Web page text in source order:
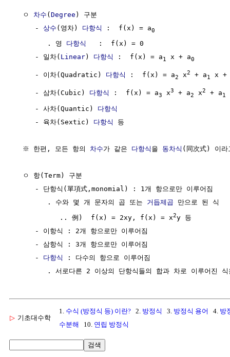
  ㅇ
차수 ( Degree ) 구분
     -
상수 (영차) 다항식 :  f(x) = a0
        . 영
다항식
   :  f(x) = 0
     - 일차(
Linear) 다항식 :  f(x) = a1 x + a0
     - 이차(Quadratic)
다항식 :  f(x) = a2 x2 + a1 x +
     - 삼차(Cubic)
다항식 :  f(x) = a3 x3 + a2 x2 + a1
     - 사차(Quantic)
다항식
     - 육차(Sextic)
다항식 등
  ※ 한편, 모든 항의
차수가 같은 다항식 을 동차식 (同次式) 이라
  ㅇ 항(Term) 구분
     - 단항식(單項式,monomial) : 1개 항으로만 이루어짐
        . 수와 몇 개 문자의 곱 또는
거듭제곱 만으로 된
           .. 例)  f(x) = 2xy, f(x) = x
2y 등
     - 이항식 : 2개 항으로만 이루어짐
     - 삼항식 : 3개 항으로만 이루어짐
     -
다항식 : 다수의 항으로 이루어짐
▷ 기초대수학
1. 수식 (방정식 등) 이란? 2. 방정식 3. 방정식 용어 4. 방
수분해
10. 연립 방정식
검색